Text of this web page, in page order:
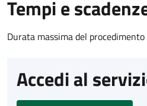
Tempi e
Durata massima del
Accedi al